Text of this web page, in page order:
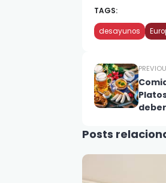
TAGS:
desayunos
Posts